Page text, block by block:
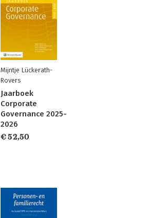
Mijntje Lückerath-
Rovers
Jaarboek
Corporate
Governance 2025-
2026
€ 52,50